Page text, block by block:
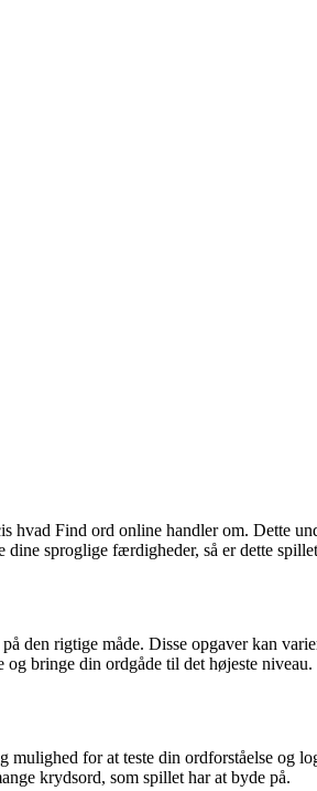
Find ord online handler om. Dette
sproglige færdigheder, så er dette
den rigtige måde. Disse opgaver kan
bringe din ordgåde til det højeste niveau.
for at teste din ordforståelse og
krydsord, som spillet har at byde på.